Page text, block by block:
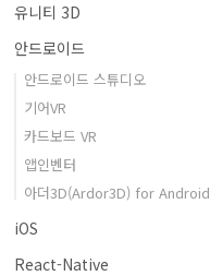
유니티 3D
안드로이드
안드로이드 스튜디오
기어VR
카드보드 VR
앱인벤터
아더3D(Ardor3D) for Android
iOS
React-Native